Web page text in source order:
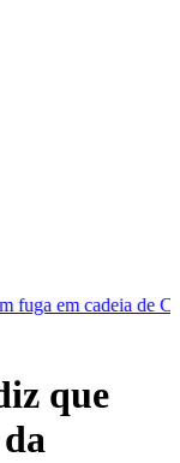
Mirim
que